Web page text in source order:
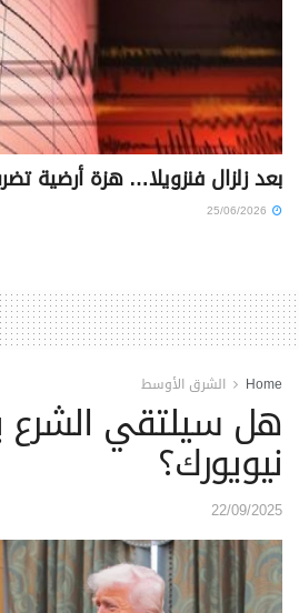
بعد زلزال فنزويلا… هزة أرضية
Home الشرق الأوسط
هل سيلتقي الشرع
نيويورك؟
22/09/2025